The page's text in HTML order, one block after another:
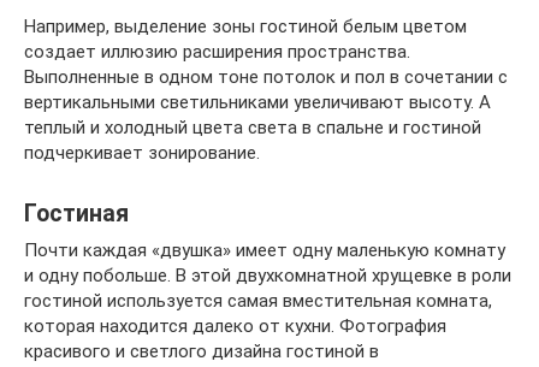
Например, выделение зоны гостиной белым цветом
создает иллюзию расширения пространства.
Выполненные в одном тоне потолок и пол в сочетании с
вертикальными светильниками увеличивают высоту. А
теплый и холодный цвета света в спальне и гостиной
подчеркивает зонирование.
Гостиная
Почти каждая «двушка» имеет одну маленькую комнату
и одну побольше. В этой двухкомнатной хрущевке в роли
гостиной используется самая вместительная комната,
которая находится далеко от кухни. Фотография
красивого и светлого дизайна гостиной в